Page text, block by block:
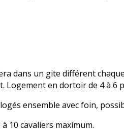
dans un gite différent
Logement en dortoir de 4 à 6
ensemble avec foin,
10 cavaliers maximum.